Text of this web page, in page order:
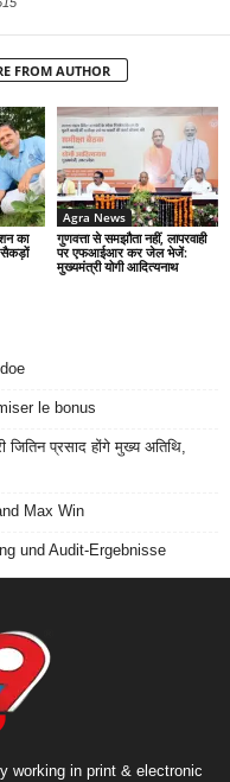
FROM AUTHOR
का
सैकड़ों
Agra News
गुणवत्ता से समझौता नहीं, लापरवाही
पर एफआईआर कर जेल भेजें:
मुख्यमंत्री योगी आदित्यनाथ
le bonus
प्रसाद होंगे मुख्य अतिथि,
Max Win
und Audit-Ergebnisse
working in print & electronic